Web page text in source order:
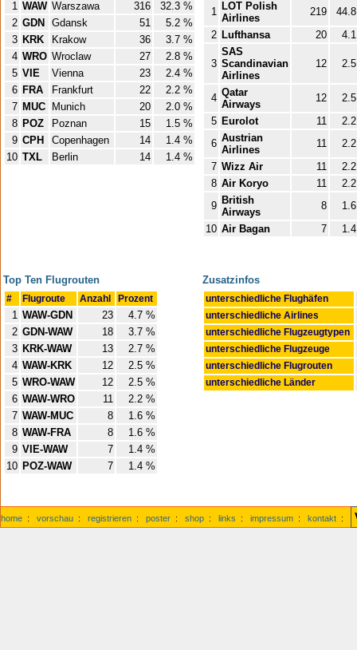
1 WAW Warszawa 316
32.3 %
2 GDN Gdansk 51
5.2 %
3 KRK Krakow 36
3.7 %
4 WRO Wroclaw 27
2.8 %
5 VIE Vienna 23
2.4 %
6 FRA Frankfurt 22
2.2 %
7 MUC Munich 20
2.0 %
8 POZ Poznan 15
1.5 %
9 CPH Copenhagen 14
1.4 %
10 TXL Berlin 14 1.4 %
1 LOT Polish
Airlines
219
2 Lufthansa 20
3
SAS
Scandinavian
Airlines
12
4 Qatar
Airways
12
5 Eurolot 11
6 Austrian
Airlines
11
7 Wizz Air 11
8 Air Koryo 11
9 British
Airways
8
10 Air Bagan 7
Top Ten Flugrouten
# Flugroute Anzahl Prozent
1 WAW-GDN 23
4.7 %
2 GDN-WAW 18
3.7 %
3 KRK-WAW 13
2.7 %
4 WAW-KRK 12
2.5 %
5 WRO-WAW 12
2.5 %
6 WAW-WRO 11
2.2 %
7 WAW-MUC 8
1.6 %
8 WAW-FRA 8
1.6 %
9 VIE-WAW 7
1.4 %
10 POZ-WAW 7 1.4 %
Zusatzinfos
unterschiedliche Flughäfen
unterschiedliche Airlines
unterschiedliche Flugzeugtypen
unterschiedliche Flugzeuge
unterschiedliche Flugrouten
unterschiedliche Länder
home : vorschau : registrieren : poster : shop : links : impressum : kontakt :